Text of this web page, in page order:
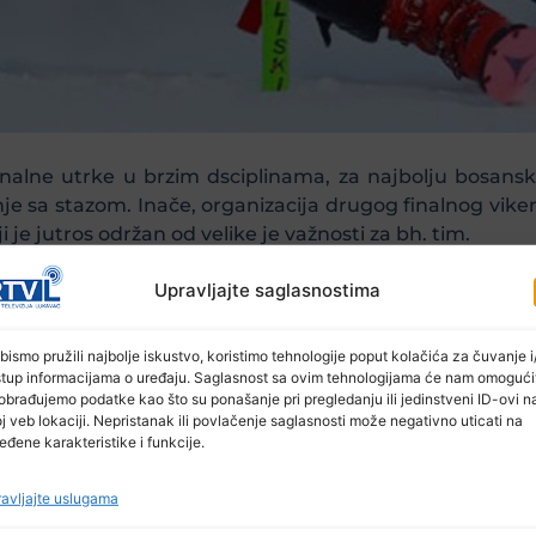
Upravljajte saglasnostima
pružili najbolje iskustvo, koristimo tehnologije poput kolačića za čuvanje
informacijama o uređaju. Saglasnost sa ovim tehnologijama će nam
podatke kao što su ponašanje pri pregledanju ili jedinstveni ID-ovi
veb lokaciji. Nepristanak ili povlačenje saglasnosti može negativno uticati na
karakteristike i funkcije.
uslugama
utrke u brzim dsciplinama, za najbolju
sa stazom. Inače, organizacija drugog finalnog
jutros održan od velike je važnosti za bh. tim.
stazi, prvi trening iskoristila sam samo za
lakša, nego što je to izgledalo na ogledu.
da se mnogo toga može popraviti do petka i
kupa u disciplini Super-G, dok će u
19, a u ciljnu ravninu ušla s 21. vremenom.
okuplja najbolje takmičare i takmičarke
Svjetsko prvenstvo u alpskom skijanju.